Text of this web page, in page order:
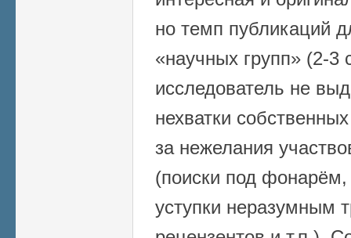
но темп публикаций
«научных групп» (2-3
исследователь не
нехватки
за нежелания
(поиски под фонарём,
уступки неразумным